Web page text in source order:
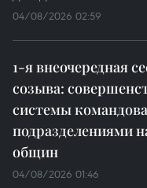
04/08/2026 02:59
1-я внеочередная
созыва:
системы
подразделениями
общин
04/08/2026 01:46